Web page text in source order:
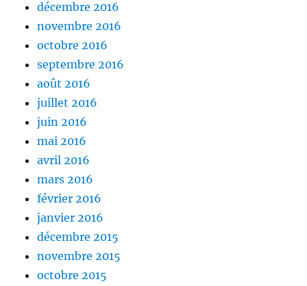
décembre 2016
novembre 2016
octobre 2016
septembre 2016
août 2016
juillet 2016
juin 2016
mai 2016
avril 2016
mars 2016
février 2016
janvier 2016
décembre 2015
novembre 2015
octobre 2015